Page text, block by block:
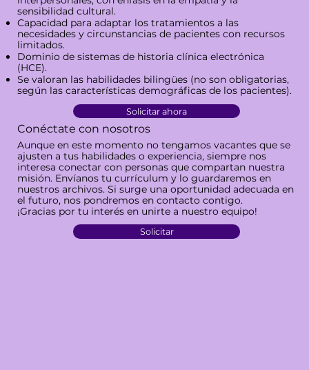
sensibilidad cultural.
Capacidad para adaptar los tratamientos a las
necesidades y circunstancias de pacientes con recursos
limitados.
Dominio de sistemas de historia clínica electrónica
(HCE).
Se valoran las habilidades bilingües (no son obligatorias,
según las características demográficas de los pacientes).
Solicitar ahora
Conéctate con nosotros
Aunque en este momento no tengamos vacantes que se
ajusten a tus habilidades o experiencia, siempre nos
interesa conectar con personas que compartan nuestra
misión. Envíanos tu currículum y lo guardaremos en
nuestros archivos. Si surge una oportunidad adecuada en
el futuro, nos pondremos en contacto contigo.
¡Gracias por tu interés en unirte a nuestro equipo!
Solicitar